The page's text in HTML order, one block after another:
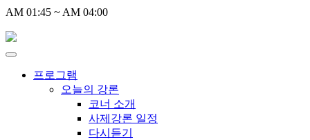
AM 01:45 ~ AM 04:00
프로그램
오늘의 강론
코너 소개
사제강론 일정
다시듣기